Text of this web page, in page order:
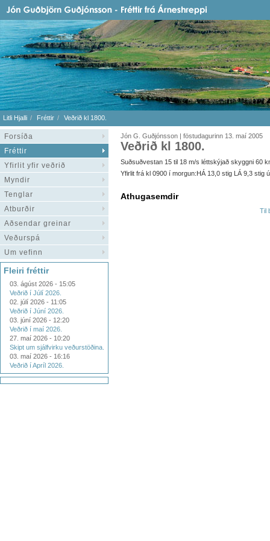
Litli Hjalli Fréttir Veðrið kl 1800.
Forsíða
Fréttir
Yfirlit yfir veðrið
Myndir
Tenglar
Atburðir
Aðsendar greinar
Veðurspá
Um vefinn
Fleiri fréttir
03. ágúst 2026 - 15:05
Veðrið í Júlí 2026.
02. júlí 2026 - 11:05
Veðrið í Júní 2026.
03. júní 2026 - 12:20
Veðrið í maí 2026.
27. maí 2026 - 10:20
Skipt um sjálfvirku veðurstöðina.
03. maí 2026 - 16:16
Veðrið í Apríl 2026.
Jón G. Guðjónsson | föstudagurinn 13. maí 2005
Veðrið kl 1800.
Suðsuðvestan 15 til 18 m/s léttskýjað skyggni 60
Yfirlit frá kl 0900 í morgun:HÁ 13,0 stig LÁ 9,3 stig
Athugasemdir
Til